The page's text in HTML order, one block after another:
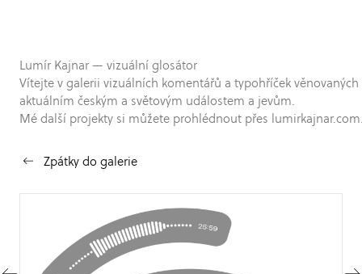
Lumír Kajnar — vizuální glosátor
Vítejte v galerii vizuálních komentářů a typohříček věnovaných
aktuálním českým a světovým událostem a jevům.
Mé další projekty si můžete prohlédnout přes
Zpátky do galerie